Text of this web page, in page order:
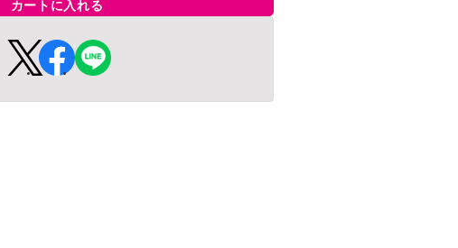
カートに入れる